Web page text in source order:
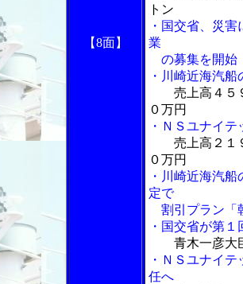
【8面】
トン
・国交省、災
業
の募集を開始
・川崎近海汽
売上高４５
０万円
・ＮＳユナイ
売上高２１
０万円
・川崎近海汽
定で
割引プラン「
・国交省が第
青木一彦大
・ＮＳユナイ
任へ